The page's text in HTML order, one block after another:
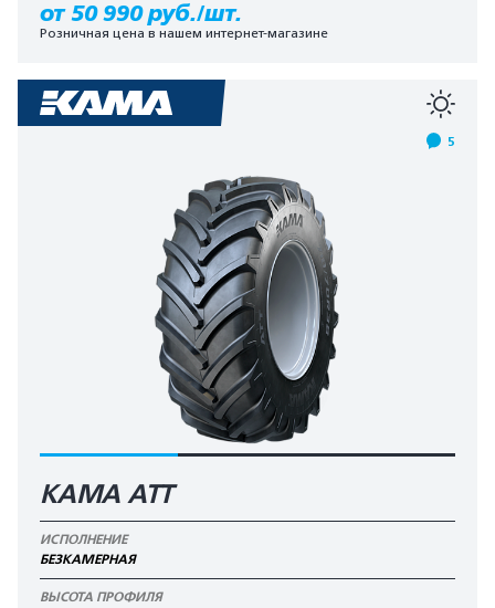
от 50 990 руб./шт.
Розничная цена в нашем интернет-магазине
5
КАМА АТТ
ИСПОЛНЕНИЕ
БЕЗКАМЕРНАЯ
ВЫСОТА ПРОФИЛЯ